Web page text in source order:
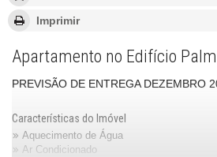
Imprimir
Apartamento no Edifício
PREVISÃO DE ENTREGA DEZEMBRO
Características do Imóvel
Aquecimento de Água
Ar Condicionado